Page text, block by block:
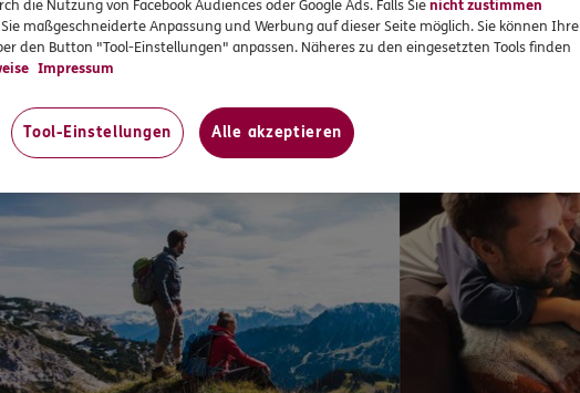
beliebtesten Produkte
die Nutzung von Facebook Audiences oder Google Ads. Falls Sienicht zustimmen
maßgeschneiderte Anpassung und Werbung auf dieser Seite möglich. Sie können Ihre
den Button "Tool-Einstellungen" anpassen. Näheres zu den eingesetzten Tools finden
Impressum
Tool-Einstellungen Alle akzeptieren